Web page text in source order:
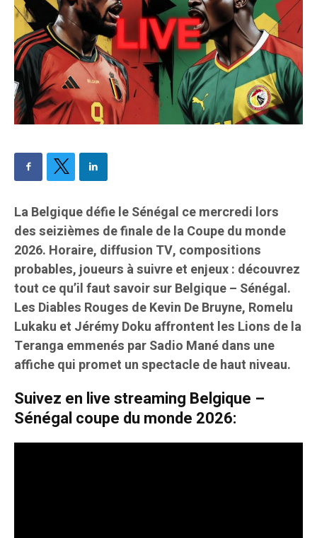
La Belgique défie le Sénégal ce mercredi lors
des seizièmes de finale de la Coupe du monde
2026. Horaire, diffusion TV, compositions
probables, joueurs à suivre et enjeux : découvrez
tout ce qu’il faut savoir sur Belgique – Sénégal.
Les Diables Rouges de Kevin De Bruyne, Romelu
Lukaku et Jérémy Doku affrontent les Lions de la
Teranga emmenés par Sadio Mané dans une
affiche qui promet un spectacle de haut niveau.
Suivez en live streaming Belgique –
Sénégal coupe du monde 2026: